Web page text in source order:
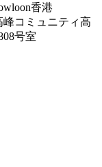
香港
コミュニティ高
号室